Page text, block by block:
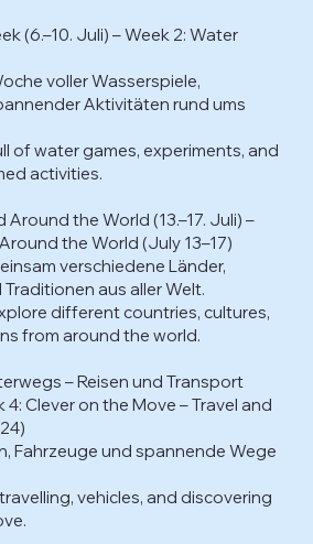
(6.–10. Juli) – Week 2: Water
voller Wasserspiele,
Aktivitäten rund ums
of water games, experiments, and
activities.
the World (13.–17. Juli) –
the World (July 13–17)
verschiedene Länder,
aus aller Welt.
different countries, cultures,
from around the world.
– Reisen und Transport
4: Clever on the Move – Travel and
Fahrzeuge und spannende Wege
vehicles, and discovering